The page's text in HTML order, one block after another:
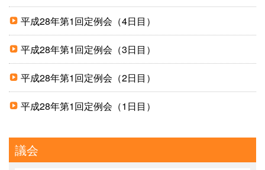
平成28年第1回定例会（4日目）
平成28年第1回定例会（3日目）
平成28年第1回定例会（2日目）
平成28年第1回定例会（1日目）
議会